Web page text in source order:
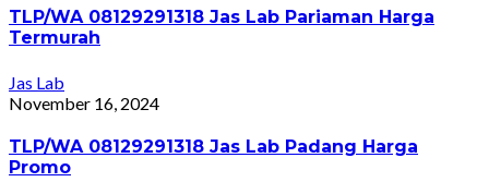
TLP/WA 08129291318 Jas Lab Pariaman Harga
Termurah
Jas Lab
November 16, 2024
TLP/WA 08129291318 Jas Lab Padang Harga
Promo